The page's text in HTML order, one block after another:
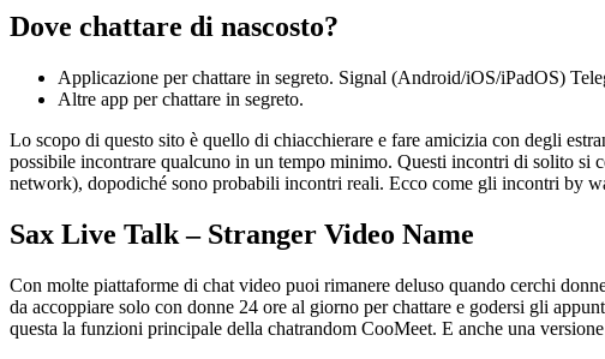
Dove chattare di nascosto?
Applicazione per chattare in segreto. Signal (Android/iOS/iPadOS)
Altre app per chattare in segreto.
Lo scopo di questo sito è quello di chiacchierare e fare amicizia con degli
possibile incontrare qualcuno in un tempo minimo. Questi incontri di solito
network), dopodiché sono probabili incontri reali. Ecco come gli incontri by
Sax Live Talk – Stranger Video Name
Con molte piattaforme di chat video puoi rimanere deluso quando cerchi
da accoppiare solo con donne 24 ore al giorno per chattare e godersi gli
questa la funzioni principale della chatrandom CooMeet. E anche una